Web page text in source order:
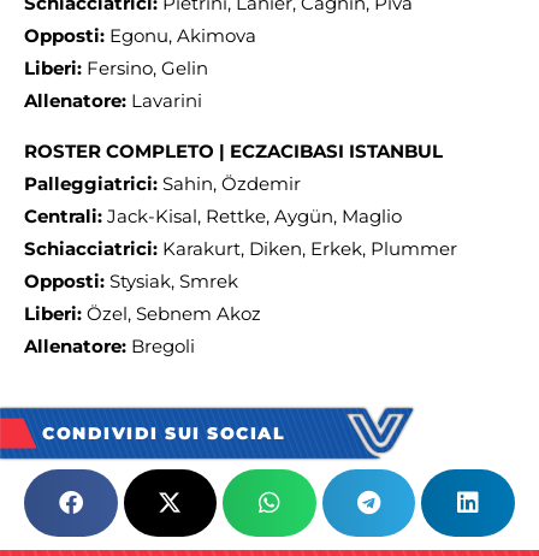
Opposti: Egonu, Akimova
Liberi: Fersino, Gelin
Allenatore: Lavarini
ROSTER COMPLETO | ECZACIBASI ISTANBUL
Palleggiatrici: Sahin, Özdemir
Centrali: Jack-Kisal, Rettke, Aygün, Maglio
Schiacciatrici: Karakurt, Diken, Erkek, Plummer
Opposti: Stysiak, Smrek
Liberi: Özel, Sebnem Akoz
Allenatore: Bregoli
CONDIVIDI SUI SOCIAL